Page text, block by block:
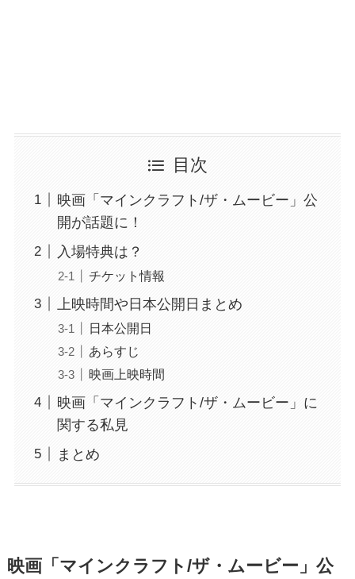
目次
映画「マインクラフト/ザ・ムービー」公
開が話題に！
入場特典は？
チケット情報
上映時間や日本公開日まとめ
日本公開日
あらすじ
映画上映時間
映画「マインクラフト/ザ・ムービー」に
関する私見
まとめ
映画「マインクラフト/ザ・ムービー」公